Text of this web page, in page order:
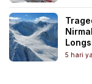
5 hari